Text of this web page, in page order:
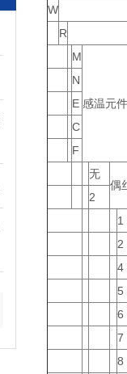
W
R
M
感温元
N
E
C
F
无
偶
2
1
2
4
5
6
7
8